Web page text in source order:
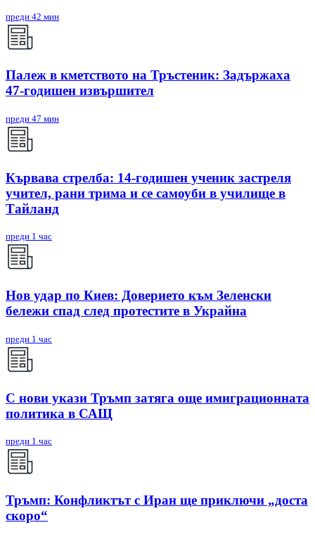
преди 42 мин
Палеж в кметството на Тръстеник: Задържаха
47-годишен извършител
преди 47 мин
Кървава стрелба: 14-годишен ученик застреля
учител, рани трима и се самоуби в училище в
Тайланд
преди 1 час
Нов удар по Киев: Доверието към Зеленски
бележи спад след протестите в Украйна
преди 1 час
С нови укази Тръмп затяга още имиграционната
политика в САЩ
преди 1 час
Тръмп: Конфликтът с Иран ще приключи „доста
скоро“